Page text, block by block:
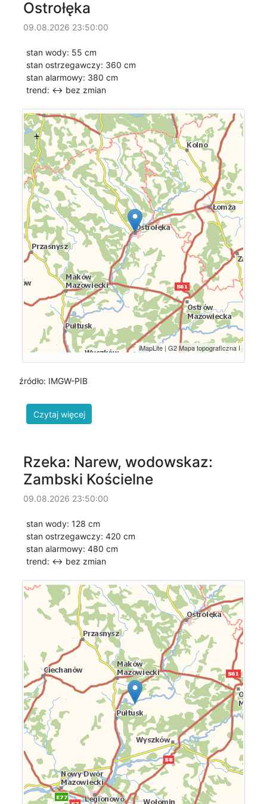
Ostrołęka
09.08.2026 23:50:00
stan wody: 55 cm
stan ostrzegawczy: 360 cm
stan alarmowy: 380 cm
trend: ↔ bez zmian
źródło: IMGW-PIB
Rzeka: Narew, wodowskaz:
Zambski Kościelne
09.08.2026 23:50:00
stan wody: 128 cm
stan ostrzegawczy: 420 cm
stan alarmowy: 480 cm
trend: ↔ bez zmian